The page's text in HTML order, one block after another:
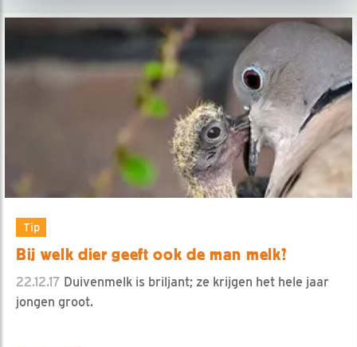
Tip
Bij welk dier geeft ook de man melk?
22.12.17 Duivenmelk is briljant; ze krijgen het hele jaar
jongen groot.